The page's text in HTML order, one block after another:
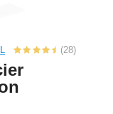
(28)